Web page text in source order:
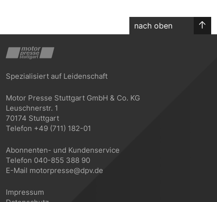
nach oben
Spezialisiert auf Leidenschaft
Motor Presse Stuttgart GmbH & Co. KG
Leuschnerstr. 1
70174 Stuttgart
Telefon +49 (711) 182-01
Abonnenten- und Kundenservice
Telefon 040-855 388 90
E-Mail motorpresse@dpv.de
Impressum